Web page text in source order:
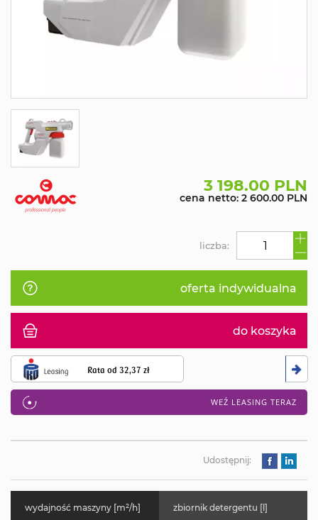
3 198.00 PLN
cena netto: 2 600.00 PLN
oferta indywidualna
do koszyka
Rata od32,37 zł
WEŹ LEASING TERAZ
liczba:
Udostępnij:
wydajność maszyny [m²/h] zbiornik detergentu [l]